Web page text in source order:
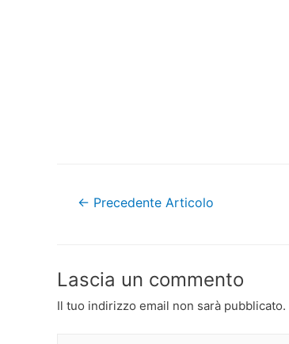
Navigazione
← Precedente Articolo
Lascia un commento
Il tuo indirizzo email non sarà pubblicato.